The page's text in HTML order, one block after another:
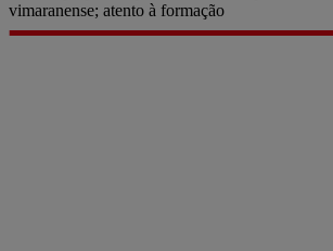
vimaranense; atento à formação